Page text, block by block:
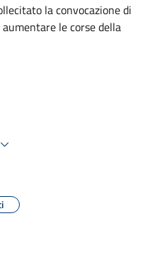
la convocazione di
le corse della